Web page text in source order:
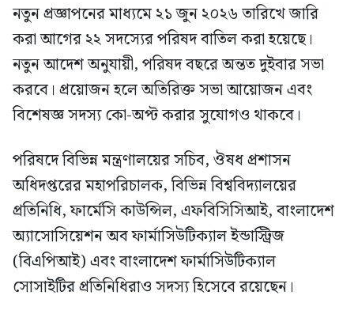
নতুন প্রজ্ঞাপনের মাধ্যমে ২১ জুন ২০২৬ তারিখে জারি
করা আগের ২২ সদস্যের পরিষদ বাতিল করা হয়েছে।
নতুন আদেশ অনুযায়ী, পরিষদ বছরে অন্তত দুইবার সভা
করবে। প্রয়োজন হলে অতিরিক্ত সভা আয়োজন এবং
বিশেষজ্ঞ সদস্য কো-অপ্ট করার সুযোগও থাকবে।
পরিষদে বিভিন্ন মন্ত্রণালয়ের সচিব, ঔষধ প্রশাসন
অধিদপ্তরের মহাপরিচালক, বিভিন্ন বিশ্ববিদ্যালয়ের
প্রতিনিধি, ফার্মেসি কাউন্সিল, এফবিসিসিআই, বাংলাদেশ
অ্যাসোসিয়েশন অব ফার্মাসিউটিক্যাল ইন্ডাস্ট্রিজ
(বিএপিআই) এবং বাংলাদেশ ফার্মাসিউটিক্যাল
সোসাইটির প্রতিনিধিরাও সদস্য হিসেবে রয়েছেন।